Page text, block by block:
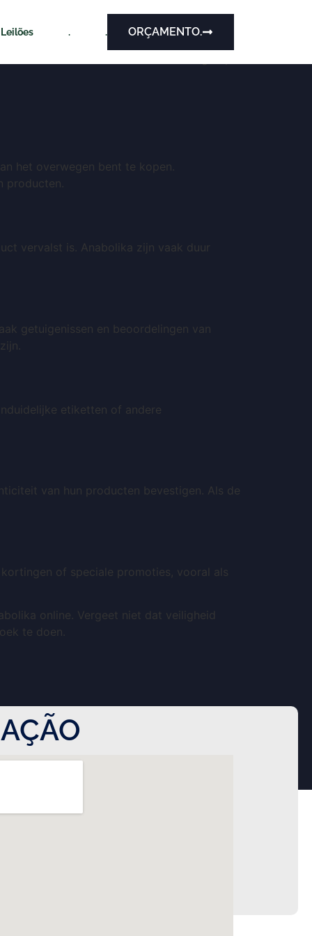
Leilões . . ORÇAMENTO.
het overwegen bent te kopen.
producten.
vervalst is. Anabolika zijn vaak duur
getuigenissen en beoordelingen van
etiketten of andere
van hun producten bevestigen. Als de
of speciale promoties, vooral als
online. Vergeet niet dat veiligheid
te doen.